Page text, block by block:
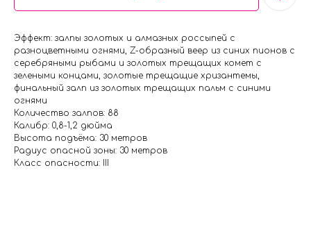
Эффект: залпы золотых и алмазных россыпей с
разноцветными огнями, Z-образный веер из синих пионов с
серебряными рыбами и золотых трещащих комет с
зелеными концами, золотые трещащие хризантемы,
финальный залп из золотых трещащих пальм с синими
огнями
Количество залпов: 88
Калибр: 0,8-1,2 дюйма
Высота подъёма: 30 метров
Радиус опасной зоны: 30 метров
Класс опасности: III